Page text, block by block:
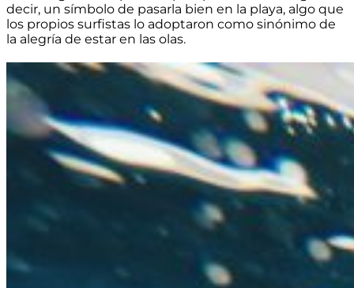
decir, un símbolo de pasarla bien en la playa, algo que
los propios surfistas lo adoptaron como sinónimo de
la alegría de estar en las olas.